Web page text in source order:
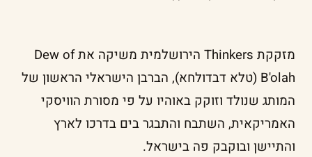
מזקקת Thinkers הירושלמית משיקה את Dew of
B'olah (טלא דבדולחא), הברבן הישראלי הראשון של
המותג שנולד וזוקק באוהיו על פי מסורת הוויסקי
האמריקאית, השתבח והתבגר בים בדרכו לארץ
והתיישן ובוקבק פה בישראל.